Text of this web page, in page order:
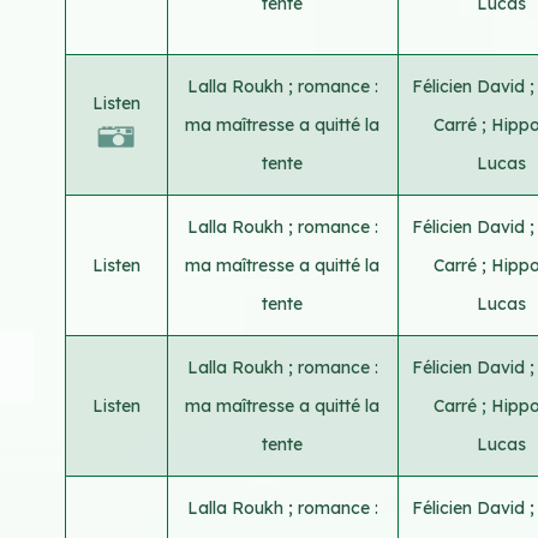
Listen
Lalla Roukh ; romance :
ma maîtresse a quitté la
tente
Félicien David ;
Carré ;
Lucas
Listen
Lalla Roukh ; romance :
ma maîtresse a quitté la
tente
Félicien David ;
Carré ;
Lucas
Listen
Lalla Roukh ; romance :
ma maîtresse a quitté la
tente
Félicien David ;
Carré ;
Lucas
Lalla Roukh ; romance :
Félicien David ;